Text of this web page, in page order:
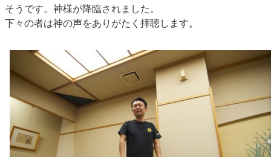
そうです。神様が降臨されました。
下々の者は神の声をありがたく拝聴します。